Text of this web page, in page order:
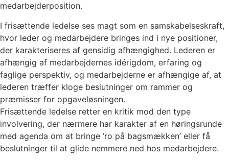
medarbejderposition.
I frisættende ledelse ses magt som en samskabelseskraft,
hvor leder og medarbejdere bringes ind i nye positioner,
der karakteriseres af gensidig afhængighed. Lederen er
afhængig af medarbejdernes idérigdom, erfaring og
faglige perspektiv, og medarbejderne er afhængige af, at
lederen træffer kloge beslutninger om rammer og
præmisser for opgaveløsningen.
Frisættende ledelse retter en kritik mod den type
involvering, der nærmere har karakter af en høringsrunde
med agenda om at bringe ’ro på bagsmækken’ eller få
beslutninger til at glide nemmere ned hos medarbejdere.